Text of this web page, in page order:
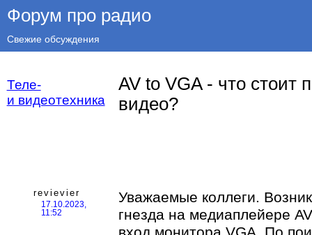
Форум про радио
Свежие обсуждения
Теле-
и видеотехника
AV to VGA - что стоит
видео?
revievier
17.10.2023,
11:52
Уважаемые коллеги.
гнезда на медиаплейере